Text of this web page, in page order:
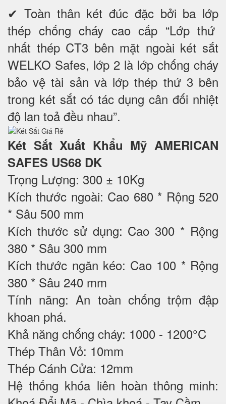
✔ Toàn thân két đúc đặc bởi ba lớp
thép chống cháy cao cấp “Lớp thứ
nhất thép CT3 bên mặt ngoài két sắt
WELKO Safes, lớp 2 là lớp chống cháy
bảo vệ tài sản và lớp thép thứ 3 bên
trong két sắt có tác dụng cân đối nhiệt
độ lan toả đều nhau”.
Két Sắt Xuất Khẩu Mỹ AMERICAN
SAFES US68 DK
Trọng Lượng: 300 ± 10Kg
Kích thước ngoài: Cao 680 * Rộng 520
* Sâu 500 mm
Kích thước sử dụng: Cao 300 * Rộng
380 * Sâu 300 mm
Kích thước ngăn kéo: Cao 100 * Rộng
380 * Sâu 240 mm
Tính năng: An toàn chống trộm đập
khoan phá.
Khả năng chống cháy: 1000 - 1200°C
Thép Thân Vỏ: 10mm
Thép Cánh Cửa: 12mm
Hệ thống khóa liên hoàn thông minh: